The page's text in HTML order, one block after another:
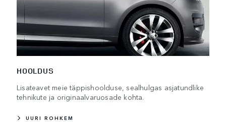
HOOLDUS
Lisateavet meie täppishoolduse, sealhulgas asjatundlike
tehnikute ja originaalvaruosade kohta.
UURI ROHKEM